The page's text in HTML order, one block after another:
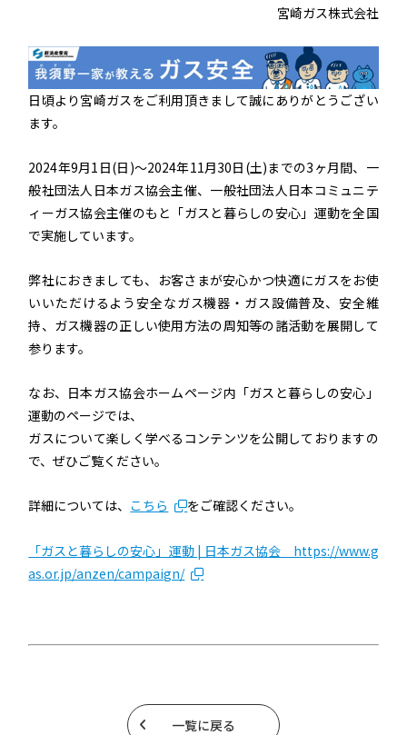
宮崎ガス株式会社
日頃より宮崎ガスをご利用頂きまして誠にありがとうござい
ます。
2024年9月1日(日)～2024年11月30日(土)までの3ヶ月間、一
般社団法人日本ガス協会主催、一般社団法人日本コミュニテ
ィーガス協会主催のもと「ガスと暮らしの安心」運動を全国
で実施しています。
弊社におきましても、お客さまが安心かつ快適にガスをお使
いいただけるよう安全なガス機器・ガス設備普及、安全維
持、ガス機器の正しい使用方法の周知等の諸活動を展開して
参ります。
なお、日本ガス協会ホームページ内「ガスと暮らしの安心」
運動のページでは、
ガスについて楽しく学べるコンテンツを公開しておりますの
で、ぜひご覧ください。
詳細については、 こちら をご確認ください。
「ガスと暮らしの安心」運動 | 日本ガス協会 https://www.g
as.or.jp/anzen/campaign/
一覧に戻る